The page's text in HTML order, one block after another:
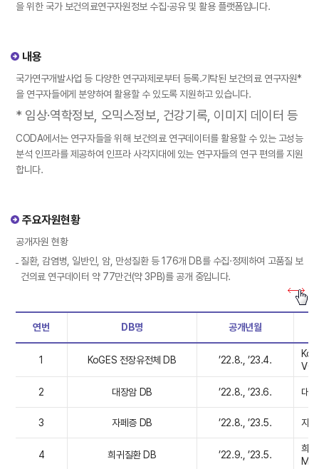
을 위한 국가 보건의료연구자원정보 수집·공유 및 활용 플랫폼입니다.
내용
국가연구개발사업 등 다양한 연구과제로부터 등록․기탁된 보건의료 연구자원*
을 연구자들에게 분양하여 활용할 수 있도록 지원하고 있습니다.
* 임상·역학정보, 오믹스정보, 건강기록, 이미지 데이터 등
CODA에서는 연구자들을 위해 보건의료 연구데이터를 활용할 수 있는 고성능
분석 인프라를 제공하여 인프라 사각지대에 있는 연구자들의 연구 편의를 지원
합니다.
주요자원현황
공개자원 현황
질환, 감염병, 일반인, 암, 만성질환 등 176개 DB를 수집·정제하여 고품질 보
건의료 연구데이터 약 77만건(약 3PB)를 공개 중입니다.
연번 DB명 공개년월
1 KoGES 전장유전체 DB ’22.8., ’23.4.
2 대장암 DB ’22.8., ’23.6. 대
3 자페증 DB ’22.8., ’23.5. 자
4 희귀질환 DB ’22.9., ’23.5.
희
M,